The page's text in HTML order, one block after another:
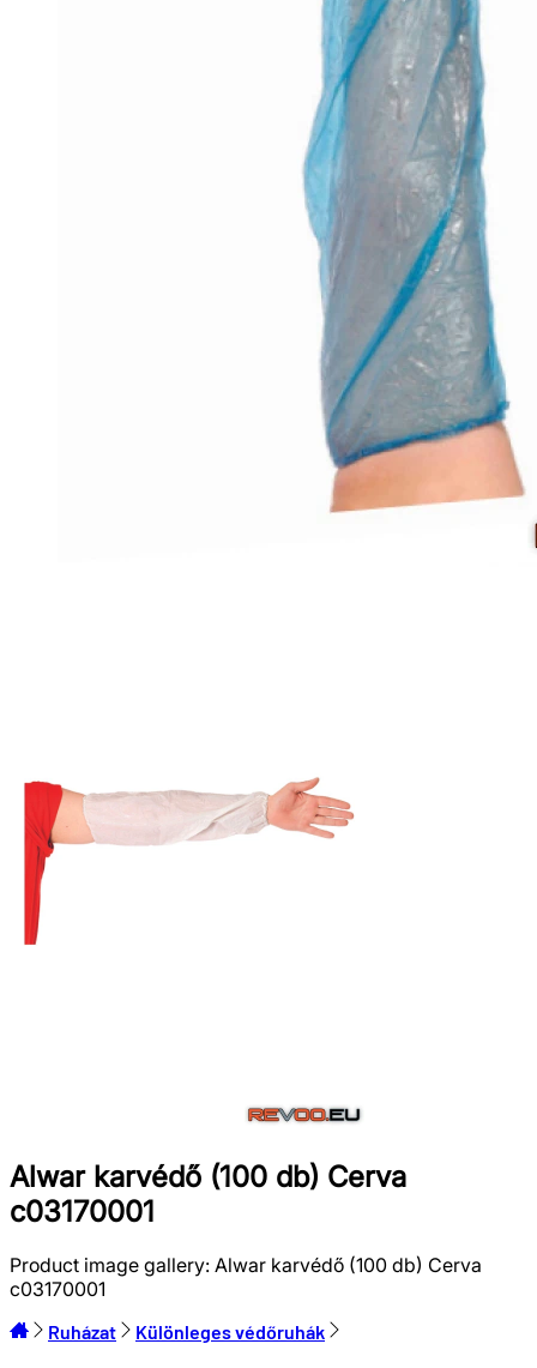
Alwar karvédő (100 db) Cerva
c03170001
Product image gallery: Alwar karvédő (100 db) Cerva
c03170001
Ruházat Különleges védőruhák